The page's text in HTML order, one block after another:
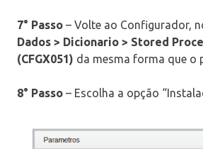
7° Passo – Volte ao Configurador,
Dados > Dicionario > Stored
(CFGX051) da mesma forma que o
8° Passo – Escolha a opção